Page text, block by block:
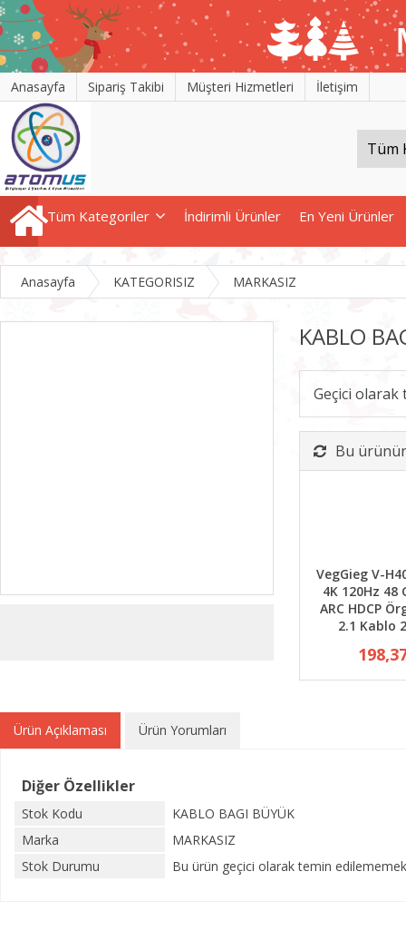
Anasayfa Sipariş Takibi Müşteri Hizmetleri İletişim
Tüm Kategoriler İndirimli Ürünler En Yeni Ürünler
Anasayfa KATEGORISIZ MARKASIZ
KABLO
Geçici
Bu
VegGieg V-
4K 120Hz 48
ARC HDCP
2.1 Kablo
Ürün Açıklaması Ürün Yorumları
Diğer Özellikler
Stok Kodu
KABLO BAGI BÜYÜK
Marka
MARKASIZ
Stok Durumu
Bu ürün geçici olarak temin